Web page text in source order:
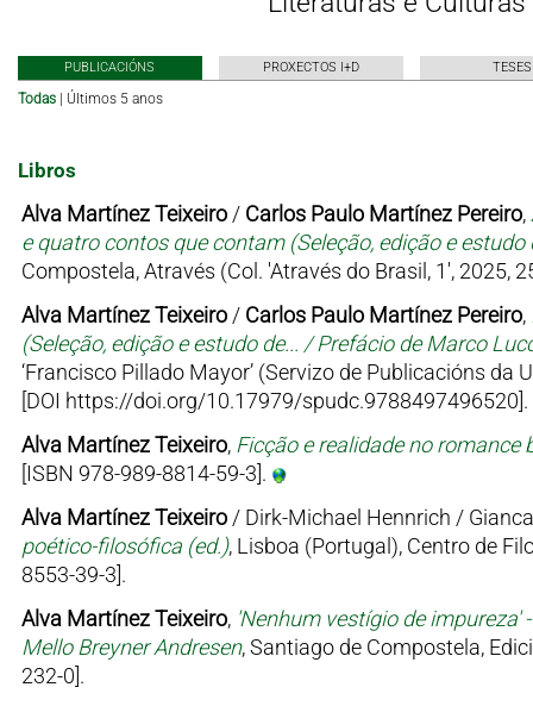
PUBLICACIÓNS PROXECTOS I+D TESES
Todas Últimos 5 anos
Libros
Alva Martínez Teixeiro/ Carlos Paulo Martínez Pereiro,
e quatro contos que contam (Seleção, edição e
Compostela, Através (Col. 'Através do Brasil, 1', 2025,
Alva Martínez Teixeiro/ Carlos Paulo Martínez Pereiro,
(Seleção, edição e estudo de... / Prefácio de Marco
‘Francisco Pillado Mayor’ (Servizo de Publicacións da
[DOI https://doi.org/10.17979/spudc.9788497496520].
Alva Martínez Teixeiro, Ficção e realidade no romance
[ISBN 978-989-8814-59-3].
Alva Martínez Teixeiro/ Dirk-Michael Hennrich /
poético-filosófica (ed.), Lisboa (Portugal), Centro de
8553-39-3].
Alva Martínez Teixeiro, 'Nenhum vestígio de impureza'
Mello Breyner Andresen, Santiago de Compostela,
232-0].